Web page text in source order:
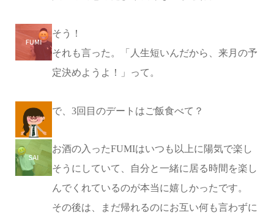
そう！
それも言った。「人生短いんだから、来月の予
定決めようよ！」って。
で、3回目のデートはご飯食べて？
お酒の入ったFUMIはいつも以上に陽気で楽し
そうにしていて、自分と一緒に居る時間を楽し
んでくれているのが本当に嬉しかったです。
その後は、まだ帰れるのにお互い何も言わずに